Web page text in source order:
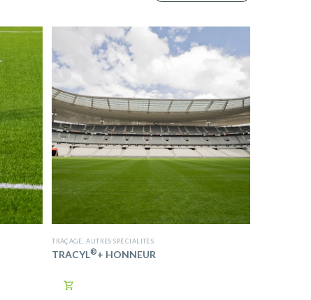
TRAÇAGE ,AUTRES SPÉCIALITÉS
TRACYL®+ HONNEUR
